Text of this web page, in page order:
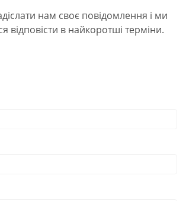
нам своє повідомлення і ми
відповісти в найкоротші терміни.